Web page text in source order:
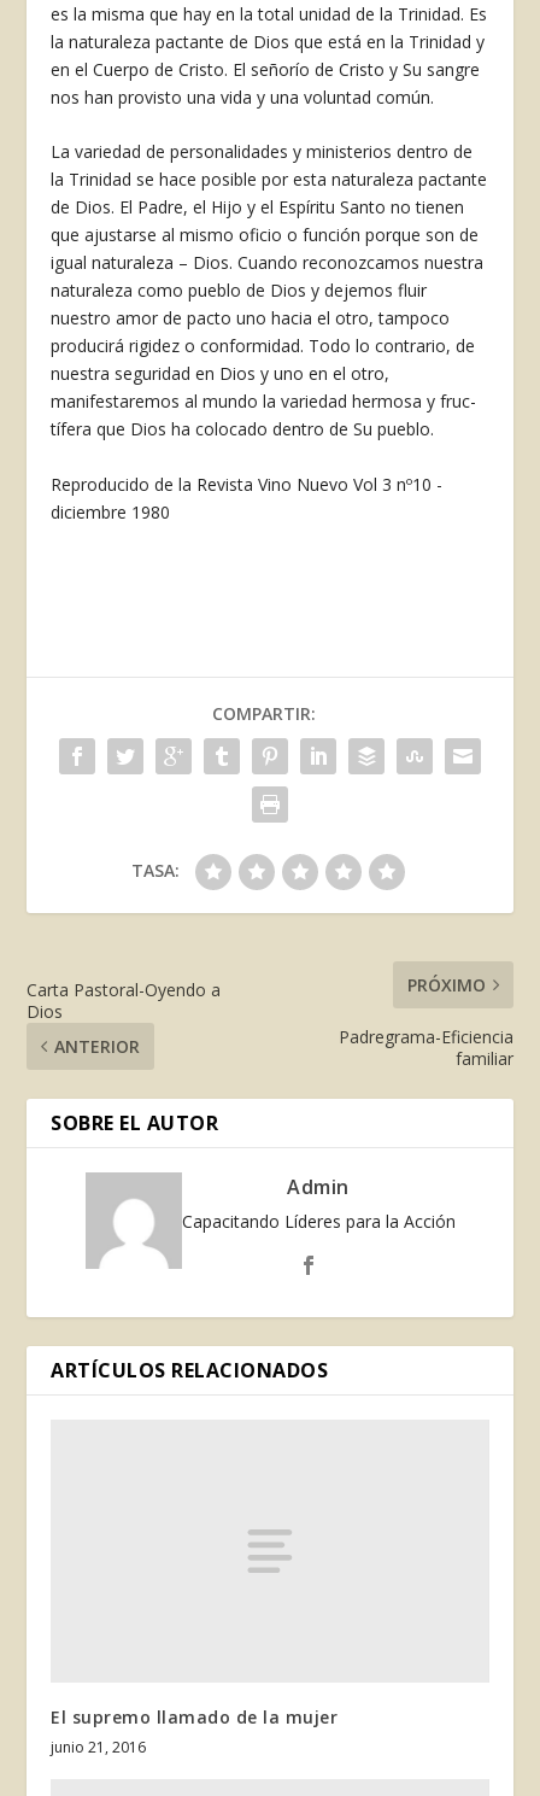
es la misma que hay en la total unidad de la Trinidad. Es
la naturaleza pactante de Dios que está en la Trinidad y
en el Cuerpo de Cristo. El señorío de Cristo y Su san­gre
nos han provisto una vida y una voluntad común.
La variedad de personalidades y mi­nisterios dentro de
la Trinidad se hace posible por esta naturaleza pactante
de Dios. El Padre, el Hijo y el Espíritu Santo no tienen
que ajustarse al mismo oficio o función porque son de
igual naturaleza – Dios. Cuando reconozca­mos nuestra
naturaleza como pueblo de Dios y dejemos fluir
nuestro amor de pacto uno hacia el otro, tampoco
producirá rigidez o conformidad. Todo lo contrario, de
nuestra seguridad en Dios y uno en el otro,
manifestaremos al mundo la variedad hermosa y fruc­
tífera que Dios ha colocado dentro de Su pueblo.
Reproducido de la Revista Vino Nuevo Vol 3 nº10 -
diciembre 1980
COMPARTIR:
TASA:
Carta Pastoral-Oyendo a
Dios
ANTERIOR
PRÓXIMO
Padregrama-Eficiencia
familiar
SOBRE EL AUTOR
Admin
Capacitando Líderes para la Acción
ARTÍCULOS RELACIONADOS
El supremo llamado de la mujer
junio 21, 2016